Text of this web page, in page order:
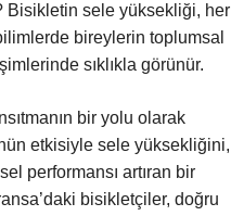
Bisikletin sele yüksekliği, her
bireylerin toplumsal
sıklıkla görünür.
bir yolu olarak
etkisiyle sele yüksekliğini,
performansı artıran bir
bisikletçiler, doğru